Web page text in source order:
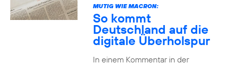
MUTIG WIE MACRON:
So kommt
Deutschland auf die
digitale Überholspur
In einem Kommentar in der